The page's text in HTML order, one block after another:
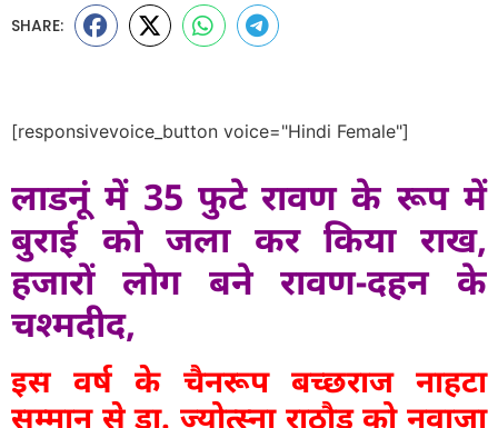
SHARE:
[responsivevoice_button voice="Hindi Female"]
लाडनूं में 35 फुटे रावण के रूप में
बुराई को जला कर किया राख,
हजारों लोग बने रावण-दहन के
चश्मदीद,
इस वर्ष के चैनरूप बच्छराज नाहटा
सम्मान से डा. ज्योत्स्ना राठौड़ को नवाजा